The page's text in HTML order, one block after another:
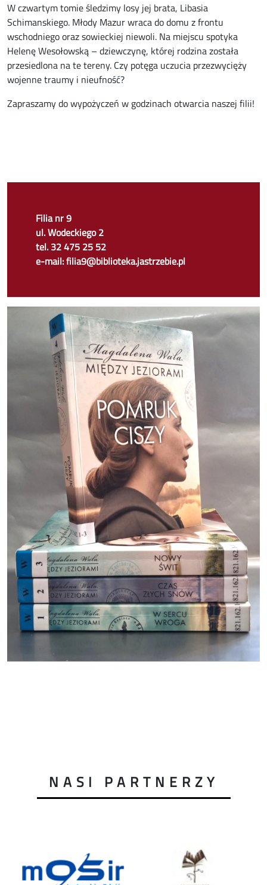
W czwartym tomie śledzimy losy jej brata, Libasia
Schimanskiego. Młody Mazur wraca do domu z frontu
wschodniego oraz sowieckiej niewoli. Na miejscu spotyka
Helenę Wesołowską – dziewczynę, której rodzina została
przesiedlona na te tereny. Czy potęga uczucia przezwycięży
wojenne traumy i nieufność?
Zapraszamy do wypożyczeń w godzinach otwarcia naszej filii!
Filia nr 9
ul. Wodeckiego 2
tel. 32 475 25 52
e-mail: filia9@biblioteka.jastrzebie.pl
NASI PARTNERZY